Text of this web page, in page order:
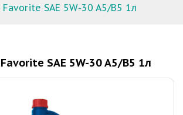
SAE 5W-30 A5/B5 1л
SAE 5W-30 A5/B5 1л